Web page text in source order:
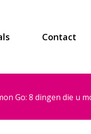
Contact
Go: 8 dingen die u